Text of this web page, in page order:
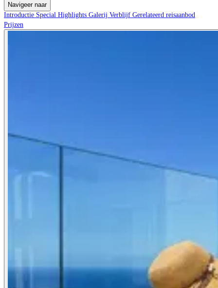
Navigeer naar
Introductie Special Highlights Galerij Verblijf Gerelateerd reisaanbod
Prijzen